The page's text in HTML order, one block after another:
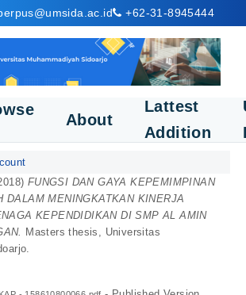
+62-31-8945444
About
Lattest
Addition
FUNGSI DAN GAYA KEPEMIMPINAN
DALAM MENINGKATKAN KINERJA
KEPENDIDIKAN DI SMP AL AMIN
Masters thesis, Universitas